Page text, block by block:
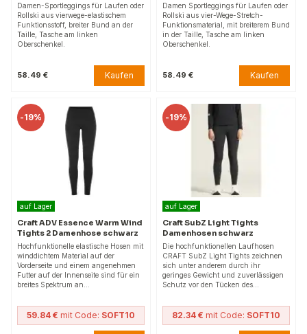
Damen-Sportleggings für Laufen oder
Rollski aus vierwege-elastischem
Funktionsstoff, breiter Bund an der
Taille, Tasche am linken
Oberschenkel.
58.49 € Kaufen
Damen Sportleggings für Laufen oder
Rollski aus vier-Wege-Stretch-
Funktionsmaterial, mit breiterem Bund
in der Taille, Tasche am linken
Oberschenkel.
58.49 € Kaufen
-19%
auf Lager
Craft ADV Essence Warm Wind
Tights 2 Damenhose schwarz
Hochfunktionelle elastische Hosen mit
winddichtem Material auf der
Vorderseite und einem angenehmen
Futter auf der Innenseite sind für ein
breites Spektrum an…
59.84 € mit Code: SOFT10
-19%
auf Lager
Craft SubZ Light Tights
Damenhosen schwarz
Die hochfunktionellen Laufhosen
CRAFT SubZ Light Tights zeichnen
sich unter anderem durch ihr
geringes Gewicht und zuverlässigen
Schutz vor den Tücken des…
82.34 € mit Code: SOFT10